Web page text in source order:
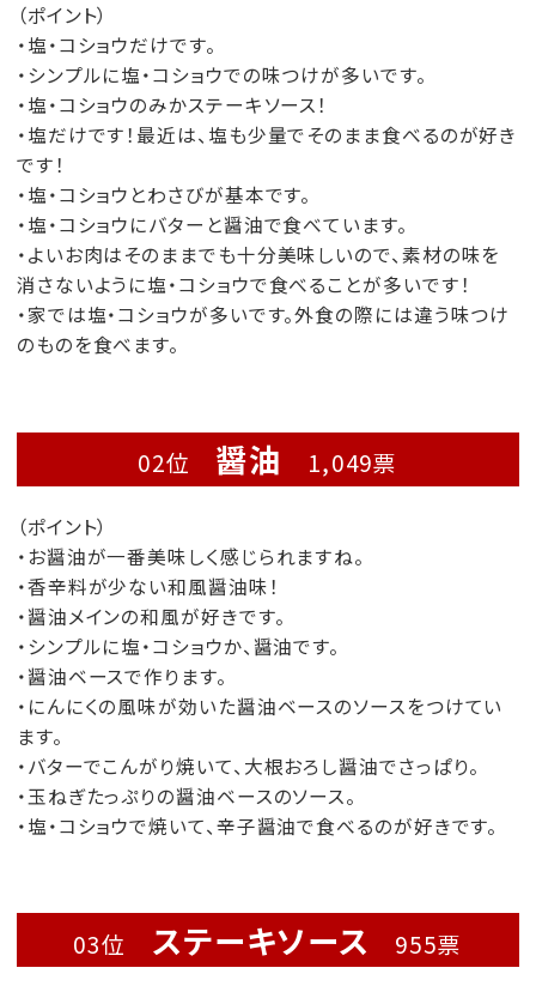
（ポイント）
・塩・コショウだけです。
・シンプルに塩・コショウでの味つけが多いです。
・塩・コショウのみかステーキソース！
・塩だけです！最近は、塩も少量でそのまま食べるのが好き
です！
・塩・コショウとわさびが基本です。
・塩・コショウにバターと醤油で食べています。
・よいお肉はそのままでも十分美味しいので、素材の味を
消さないように塩・コショウで食べることが多いです！
・家では塩・コショウが多いです。外食の際には違う味つけ
のものを食べます。
02位 醤油 1,049票
（ポイント）
・お醤油が一番美味しく感じられますね。
・香辛料が少ない和風醤油味！
・醤油メインの和風が好きです。
・シンプルに塩・コショウか、醤油です。
・醤油ベースで作ります。
・にんにくの風味が効いた醤油ベースのソースをつけてい
ます。
・バターでこんがり焼いて、大根おろし醤油でさっぱり。
・玉ねぎたっぷりの醤油ベースのソース。
・塩・コショウで焼いて、辛子醤油で食べるのが好きです。
03位 ステーキソース 955票